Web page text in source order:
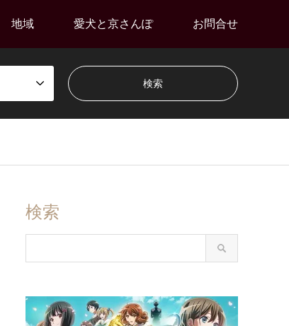
地域 愛犬と京さんぽ お問合せ
検索